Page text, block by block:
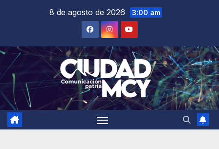
8 de agosto de 2026 3:00 am